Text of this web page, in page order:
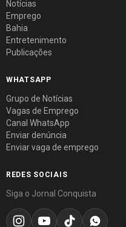
Notícias
Emprego
Bahia
Entretenimento
Publicações
WHATSAPP
Grupo de Notícias
Vagas de Emprego
Canal WhatsApp
Enviar denúncia
Enviar vaga de emprego
REDES SOCIAIS
Siga o Jornal Conquista